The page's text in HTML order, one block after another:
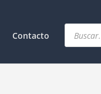
Contacto
Products
search